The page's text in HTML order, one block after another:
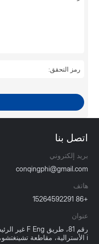
اتصل بنا
بريد إلكتروني
conqingphi@gmail.com
هاتف
+86 15264592291
عنوان
i الأسترالية، مقاطعة تشينغتشو، الصين